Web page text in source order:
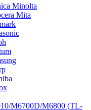
Minolta
Mita
M6700D/M6800 (TL-